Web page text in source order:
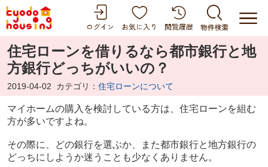
住宅ローンを借りるなら都市銀行と地
方銀行どっちがいいの？
2019-04-02 カテゴリ： 住宅ローンについて
マイホームの購入を検討している方は、住宅ローンを組む
方が多いですよね。
その際に、どの銀行を選ぶか、また都市銀行と地方銀行の
どっちにしようか迷うことも少なくありません。